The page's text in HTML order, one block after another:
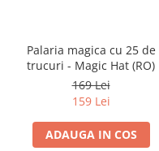
Palaria magica cu 25 de
trucuri - Magic Hat (RO)
169 Lei
159 Lei
ADAUGA IN COS